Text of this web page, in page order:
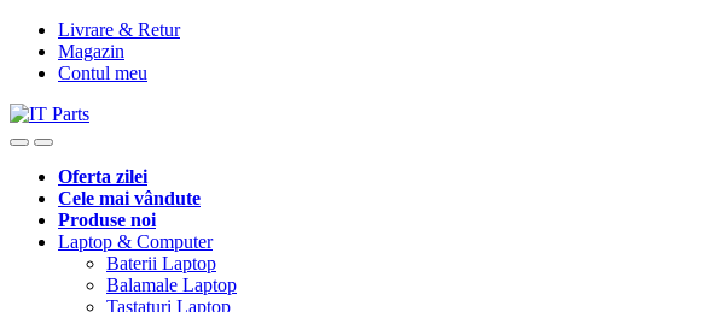
Livrare & Retur
Magazin
Contul meu
Oferta zilei
Cele mai vândute
Produse noi
Laptop & Computer
Baterii Laptop
Balamale Laptop
Tastaturi Laptop